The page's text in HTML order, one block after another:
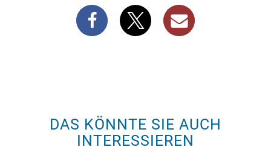
DAS KÖNNTE SIE AUCH
INTERESSIEREN